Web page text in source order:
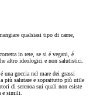
qualsiasi tipo di carne,
in rete, se si é vegani, é
altro ideologici e non salutistici.
una goccia nel mare dei grassi
più salutare e soprattutto più utile
di serenoa sui quali non esiste
e simili.